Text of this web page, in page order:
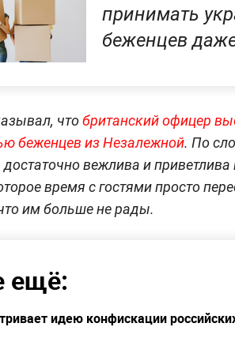
принимать
беженцев
чтобританский офицер
беженцев из Незалежной. По
вежлива и
время с гостями просто
им больше не рады.
ещё:
идею конфискации